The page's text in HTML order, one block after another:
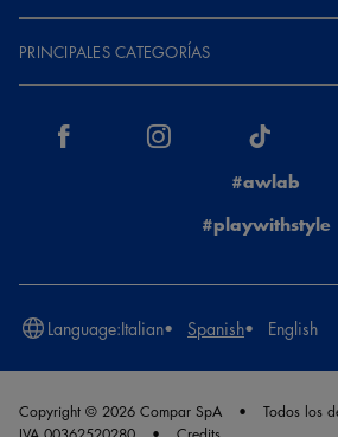
PRINCIPALES CATEGORÍAS
#awlab
#playwithstyle
Language:Italian Spanish English
Copyright © 2026 Compar SpA Todos los